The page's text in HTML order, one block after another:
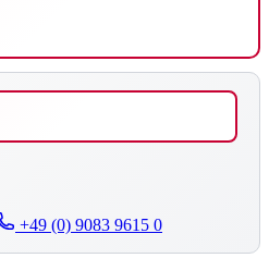
+49 (0) 9083 9615 0